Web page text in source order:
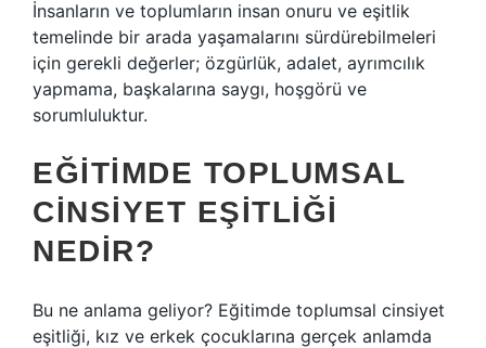
İnsanların ve toplumların insan onuru ve eşitlik
temelinde bir arada yaşamalarını sürdürebilmeleri
için gerekli değerler; özgürlük, adalet, ayrımcılık
yapmama, başkalarına saygı, hoşgörü ve
sorumluluktur.
EĞITIMDE TOPLUMSAL
CINSIYET EŞITLIĞI
NEDIR?
Bu ne anlama geliyor? Eğitimde toplumsal cinsiyet
eşitliği, kız ve erkek çocuklarına gerçek anlamda